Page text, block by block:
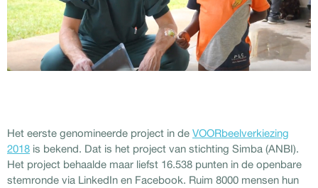
Het eerste genomineerde project in de VOORbeelverkiezing
2018 is bekend. Dat is het project van stichting Simba (ANBI).
Het project behaalde maar liefst 16.538 punten in de openbare
stemronde via LinkedIn en Facebook. Ruim 8000 mensen hun